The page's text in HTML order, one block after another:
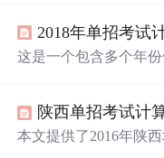
强调了对经典文化的
确性。
2018年单招考试
这是一个包含多个年
析等多个方面，对考
合考查。
陕西单招考试计
本文提供了2016年陕